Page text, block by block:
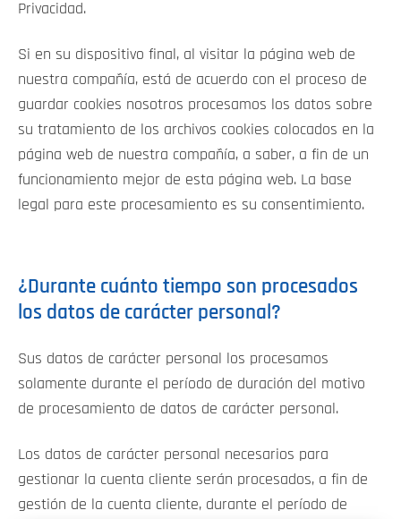
Privacidad.
Si en su dispositivo final, al visitar la página web de
nuestra compañía, está de acuerdo con el proceso de
guardar cookies nosotros procesamos los datos sobre
su tratamiento de los archivos cookies colocados en la
página web de nuestra compañía, a saber, a fin de un
funcionamiento mejor de esta página web. La base
legal para este procesamiento es su consentimiento.
¿Durante cuánto tiempo son procesados
los datos de carácter personal?
Sus datos de carácter personal los procesamos
solamente durante el período de duración del motivo
de procesamiento de datos de carácter personal.
Los datos de carácter personal necesarios para
gestionar la cuenta cliente serán procesados, a fin de
gestión de la cuenta cliente, durante el período de